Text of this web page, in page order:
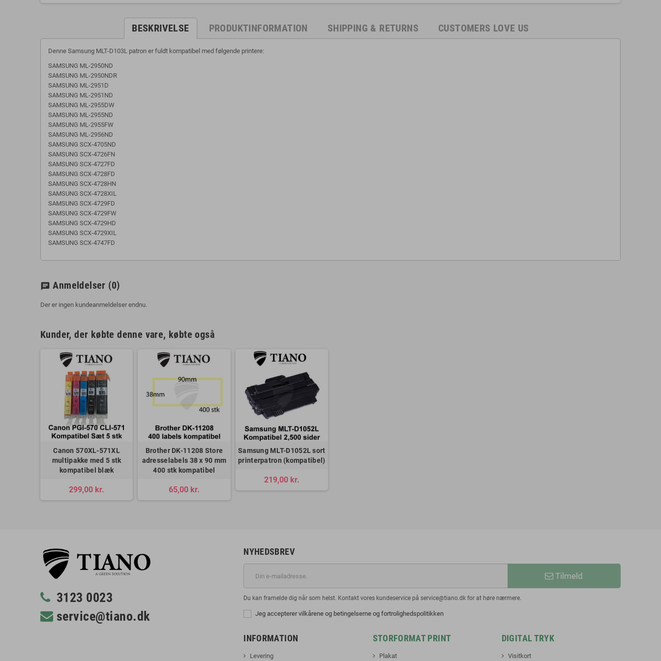
BESKRIVELSE PRODUKTINFORMATION SHIPPING & RETURNS CUSTOMERS LOVE US
Denne Samsung MLT-D103L patron er fuldt kompatibel med følgende printere:
SAMSUNG ML-2950ND
SAMSUNG ML-2950NDR
SAMSUNG ML-2951D
SAMSUNG ML-2951ND
SAMSUNG ML-2955DW
SAMSUNG ML-2955ND
SAMSUNG ML-2955FW
SAMSUNG ML-2956ND
SAMSUNG SCX-4705ND
SAMSUNG SCX-4726FN
SAMSUNG SCX-4727FD
SAMSUNG SCX-4728FD
SAMSUNG SCX-4728HN
SAMSUNG SCX-4728XIL
SAMSUNG SCX-4729FD
SAMSUNG SCX-4729FW
SAMSUNG SCX-4729HD
SAMSUNG SCX-4729XIL
SAMSUNG SCX-4747FD
chat Anmeldelser (0)
Der er ingen kundeanmeldelser endnu.
Kunder, der købte denne vare, købte også
Canon 570XL-571XL
multipakke med 5 stk
kompatibel blæk
299,00 kr.
Brother DK-11208 Store
adresselabels 38 x 90 mm
400 stk kompatibel
65,00 kr.
Samsung MLT-D1052L sort
printerpatron (kompatibel)
219,00 kr.
3123 0023
service@tiano.dk
NYHEDSBREV
Tilmeld
Du kan framelde dig når som helst. Kontakt vores kundeservice på service@tiano.dk for at høre nærmere.
Jeg accepterer vilkårene og betingelserne og fortrolighedspolitikken
INFORMATION
Levering
STORFORMAT PRINT
Plakat
DIGITAL TRYK
Visitkort